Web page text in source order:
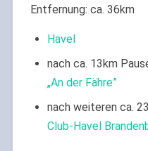
Entfernung: ca. 36km
Havel
nach ca. 13km
„An der Fähre”
nach weiteren ca.
Club-Havel